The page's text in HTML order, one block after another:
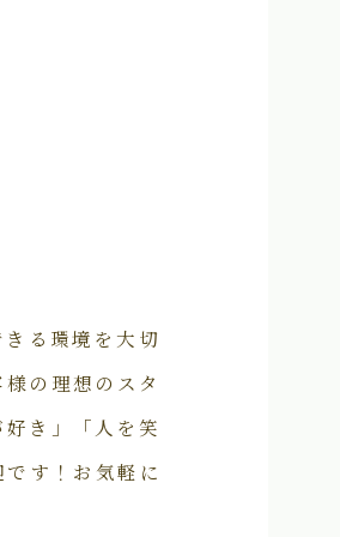
る環境を大切
の理想のスタ
き」「人を笑
す！お気軽に